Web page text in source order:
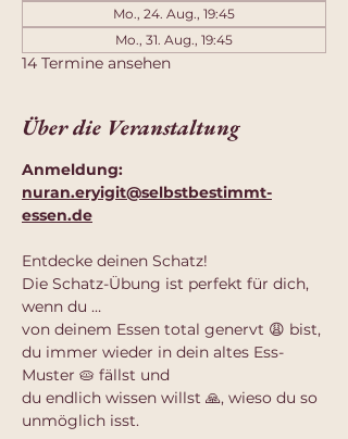
Mo., 24. Aug., 19:45
Mo., 31. Aug., 19:45
14 Termine ansehen
Über die Veranstaltung
Anmeldung:
nuran.eryigit@selbstbestimmt-
essen.de
Entdecke deinen Schatz!
Die Schatz-Übung ist perfekt für dich,
wenn du …
von deinem Essen total genervt 😩 bist,
du immer wieder in dein altes Ess-
Muster 🥧 fällst und
du endlich wissen willst 🙏, wieso du so
unmöglich isst.